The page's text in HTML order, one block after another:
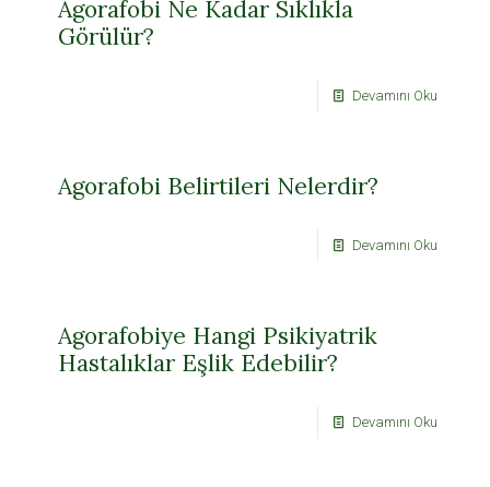
Agorafobi Ne Kadar Sıklıkla
Görülür?
Devamını Oku
Agorafobi Belirtileri Nelerdir?
Devamını Oku
Agorafobiye Hangi Psikiyatrik
Hastalıklar Eşlik Edebilir?
Devamını Oku